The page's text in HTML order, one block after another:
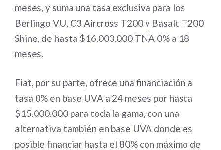
meses, y suma una tasa exclusiva para los
Berlingo VU, C3 Aircross T200 y Basalt T200
Shine, de hasta $16.000.000 TNA 0% a 18
meses.
Fiat, por su parte, ofrece una financiación a
tasa 0% en base UVA a 24 meses por hasta
$15.000.000 para toda la gama, con una
alternativa también en base UVA donde es
posible financiar hasta el 80% con máximo de